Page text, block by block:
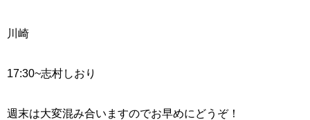
川崎
17:30~志村しおり
週末は大変混み合いますのでお早めにどうぞ！